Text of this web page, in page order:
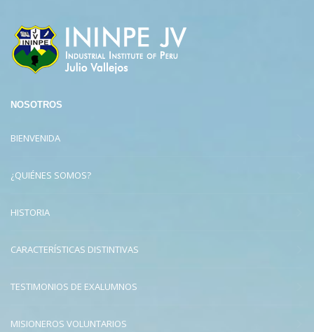
NOSOTROS
BIENVENIDA
¿QUIÉNES SOMOS?
HISTORIA
CARACTERÍSTICAS DISTINTIVAS
TESTIMONIOS DE EXALUMNOS
MISIONEROS VOLUNTARIOS